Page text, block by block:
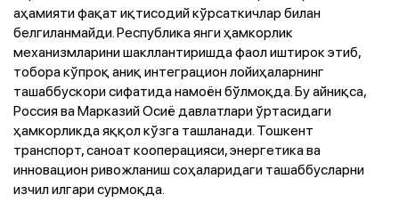
аҳамияти фақат иқтисодий кўрсаткичлар билан
белгиланмайди. Республика янги ҳамкорлик
механизмларини шакллантиришда фаол иштирок этиб,
тобора кўпроқ аниқ интеграцион лойиҳаларнинг
ташаббускори сифатида намоён бўлмоқда. Бу айниқса,
Россия ва Марказий Осиё давлатлари ўртасидаги
ҳамкорликда яққол кўзга ташланади. Тошкент
транспорт, саноат кооперацияси, энергетика ва
инновацион ривожланиш соҳаларидаги ташаббусларни
изчил илгари сурмоқда.